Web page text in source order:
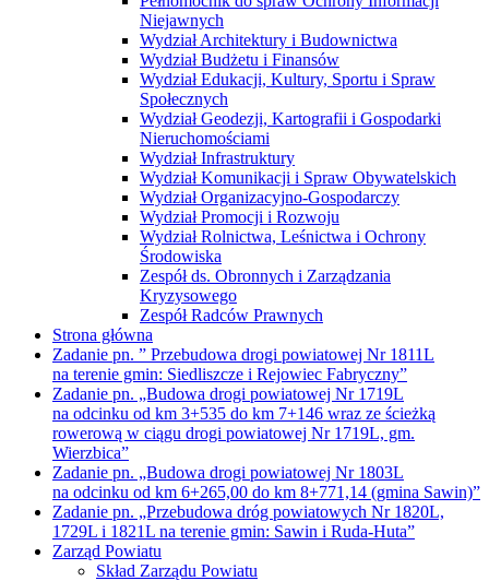
Niejawnych
Wydział Architektury i Budownictwa
Wydział Budżetu i Finansów
Wydział Edukacji, Kultury, Sportu i Spraw
Społecznych
Wydział Geodezji, Kartografii i Gospodarki
Nieruchomościami
Wydział Infrastruktury
Wydział Komunikacji i Spraw Obywatelskich
Wydział Organizacyjno-Gospodarczy
Wydział Promocji i Rozwoju
Wydział Rolnictwa, Leśnictwa i Ochrony
Środowiska
Zespół ds. Obronnych i Zarządzania
Kryzysowego
Zespół Radców Prawnych
Strona główna
Zadanie pn. ” Przebudowa drogi powiatowej Nr 1811L
na terenie gmin: Siedliszcze i Rejowiec Fabryczny”
Zadanie pn. „Budowa drogi powiatowej Nr 1719L
na odcinku od km 3+535 do km 7+146 wraz ze ścieżką
rowerową w ciągu drogi powiatowej Nr 1719L, gm.
Wierzbica”
Zadanie pn. „Budowa drogi powiatowej Nr 1803L
na odcinku od km 6+265,00 do km 8+771,14 (gmina Sawin)”
Zadanie pn. „Przebudowa dróg powiatowych Nr 1820L,
1729L i 1821L na terenie gmin: Sawin i Ruda-Huta”
Zarząd Powiatu
Skład Zarządu Powiatu